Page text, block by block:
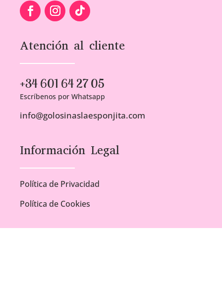
Atención al cliente
+34 601 64 27 05
Escríbenos por Whatsapp
info@golosinaslaesponjita.com
Información Legal
Política de Privacidad
Política de Cookies